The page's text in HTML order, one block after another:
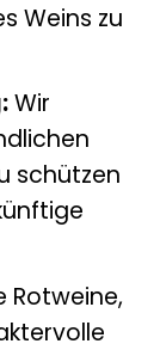
Weins zu
Wir
schützen
Rotweine,